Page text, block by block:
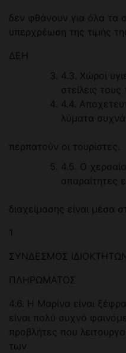
δεν φθάνουν για όλα τα
υπερχρέωση της τιμής
ΔΕΗ
4.3. Χώροι
στείλεις τους
4.4.
λύματα
περπατούν οι τουρίστες.
4.5. Ο
απαραίτητες
διαχείμασης είναι μέσα
1
ΣΥΝΔΕΣΜΟΣ
ΠΛΗΡΩΜΑΤΟΣ
4.6. Η Μαρίνα είναι
είναι πολύ συχνό
προβλήτες που
των